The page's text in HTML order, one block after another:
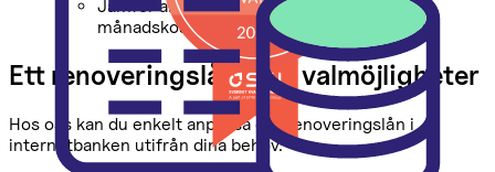
Jämför alternativ och räkna på
månadskostnaden innan du bestämmer dig
Ett renoveringslån med valmöjligheter
Hos oss kan du enkelt anpassa ditt renoveringslån i
internetbanken utifrån dina behov.